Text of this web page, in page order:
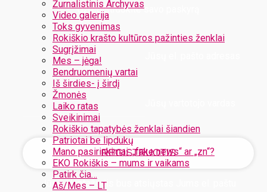
Žurnalistinis Archyvas
Video galerija
Toks gyvenimas
Rokiškio krašto kultūros pažinties ženklai
Sugrįžimai
Mes – jėga!
Bendruomenių vartai
Iš širdies- į širdį
Žmonės
Laiko ratas
Sveikinimai
Rokiškio tapatybės ženklai šiandien
Patriotai be lipdukų
Mano pasirinkimai: „fake news“ ar „zn“?
EKO Rokiškis – mums ir vaikams
Patirk čia…
Aš/Mes – LT
Užregistruokite savo paskyrą
Jūsų slaptažodis bus atsiųstas Jums el. paštu